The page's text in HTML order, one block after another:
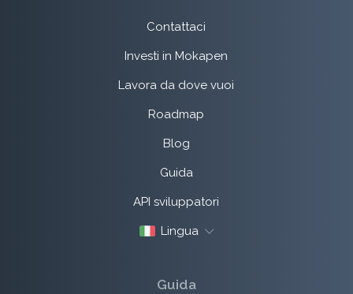
Contattaci
Investi in Mokapen
Lavora da dove vuoi
Roadmap
Blog
Guida
API sviluppatori
Lingua
Guida